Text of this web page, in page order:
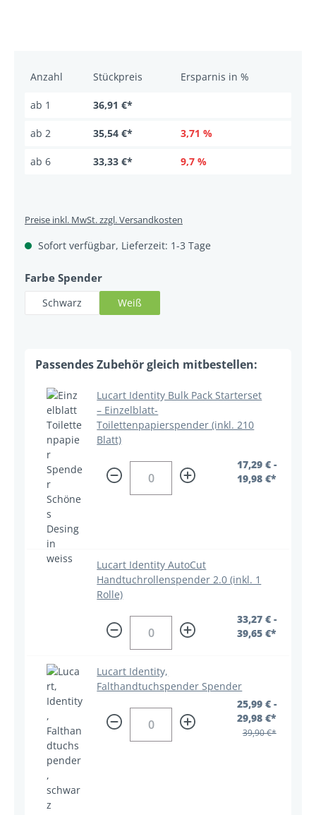
Anzahl Stückpreis Ersparnis in %
ab 1 36,91 €*
ab 2 35,54 €* 3,71 %
ab 6 33,33 €* 9,7 %
Preise inkl. MwSt. zzgl. Versandkosten
Sofort verfügbar, Lieferzeit: 1-3 Tage
Farbe Spenderauswählen
Schwarz Weiß
Lucart Identity Bulk Pack Starterset
– Einzelblatt-
Toilettenpapierspender (inkl. 210
Blatt)
17,29 € -
19,98 €*
Lucart Identity AutoCut
Handtuchrollenspender 2.0 (inkl. 1
Rolle)
33,27 € -
39,65 €*
Lucart Identity,
Falthandtuchspender Spender
25,99 € -
29,98 €*
39,90 €*